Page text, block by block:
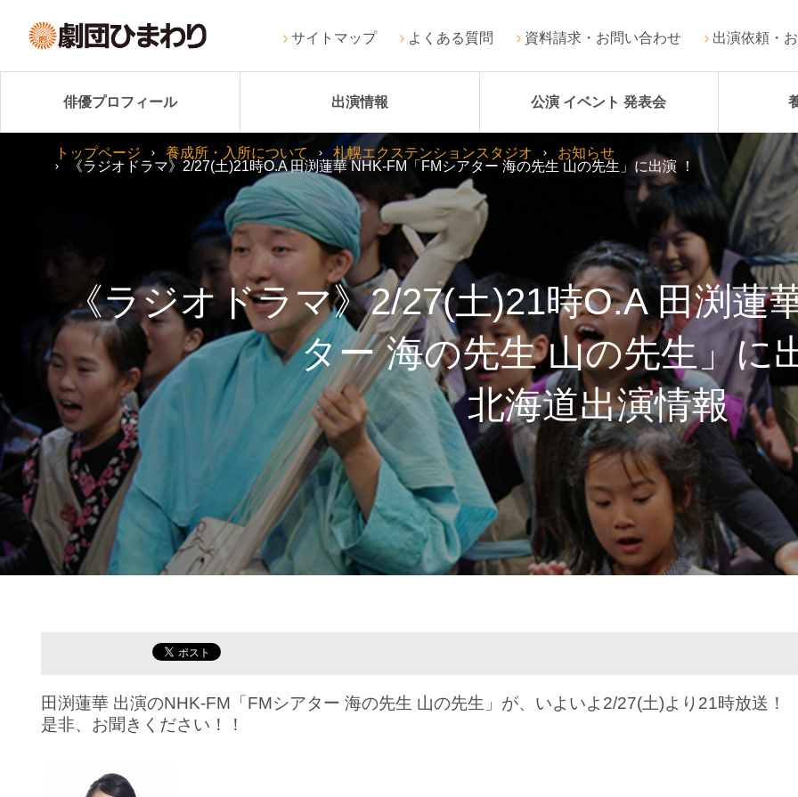
サイトマップ よくある質問 資料請求・お問い合わせ 出演依頼・
俳優プロフィール 出演情報 公演 イベント 発表会
《ラジオドラマ》2/27(土)21時O.A 田渕蓮
ター 海の先生 山の先生」に
北海道出演情報
トップページ 養成所・入所について 札幌エクステンションスタジオ
お知らせ
《ラジオドラマ》2/27(土)21時O.A 田渕蓮華 NHK-FM「FMシアター 海の先生 山の先生」に出演 ！
田渕蓮華 出演のNHK-FM「FMシアター 海の先生 山の先生」が、いよいよ2/27(土)より21時放送！
是非、お聞きください！！